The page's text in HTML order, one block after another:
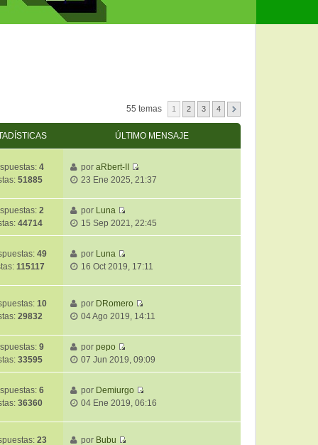
55 temas 1 2 3 4
ÚLTIMO MENSAJE
4
51885
poraRbert-II
V
r
l
m
e
n
j
23 Ene 2025, 21:37
2
44714
por Luna
V
l
t
m
o
m
n
s
a
j
15 Sep 2021, 22:45
49
115117
por Luna
V
r
ú
l
o
e
n
16 Oct 2019, 17:11
10
29832
por DRomero
V
r
l
m
04 Ago 2019, 14:11
9
33595
porpepo
V
ú
l
t
07 Jun 2019, 09:09
6
36360
por Demiurgo
V
r
04 Ene 2019, 06:16
23
por Bubu